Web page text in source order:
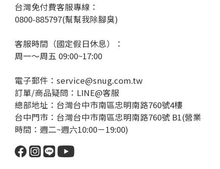
台灣免付費客服專線：
0800-885797(幫幫我除腳臭)
客服時間（國定假日休息）：
周一～周五 09:00~17:00
電子郵件：service@snug.com.tw
訂單/商品疑問： LINE@客服
總部地址：台灣台中市南區忠明南路760號4樓
台中門市：台灣台中市南區忠明南路760號 B1(營業
時間：週二~週六10:00－19:00)